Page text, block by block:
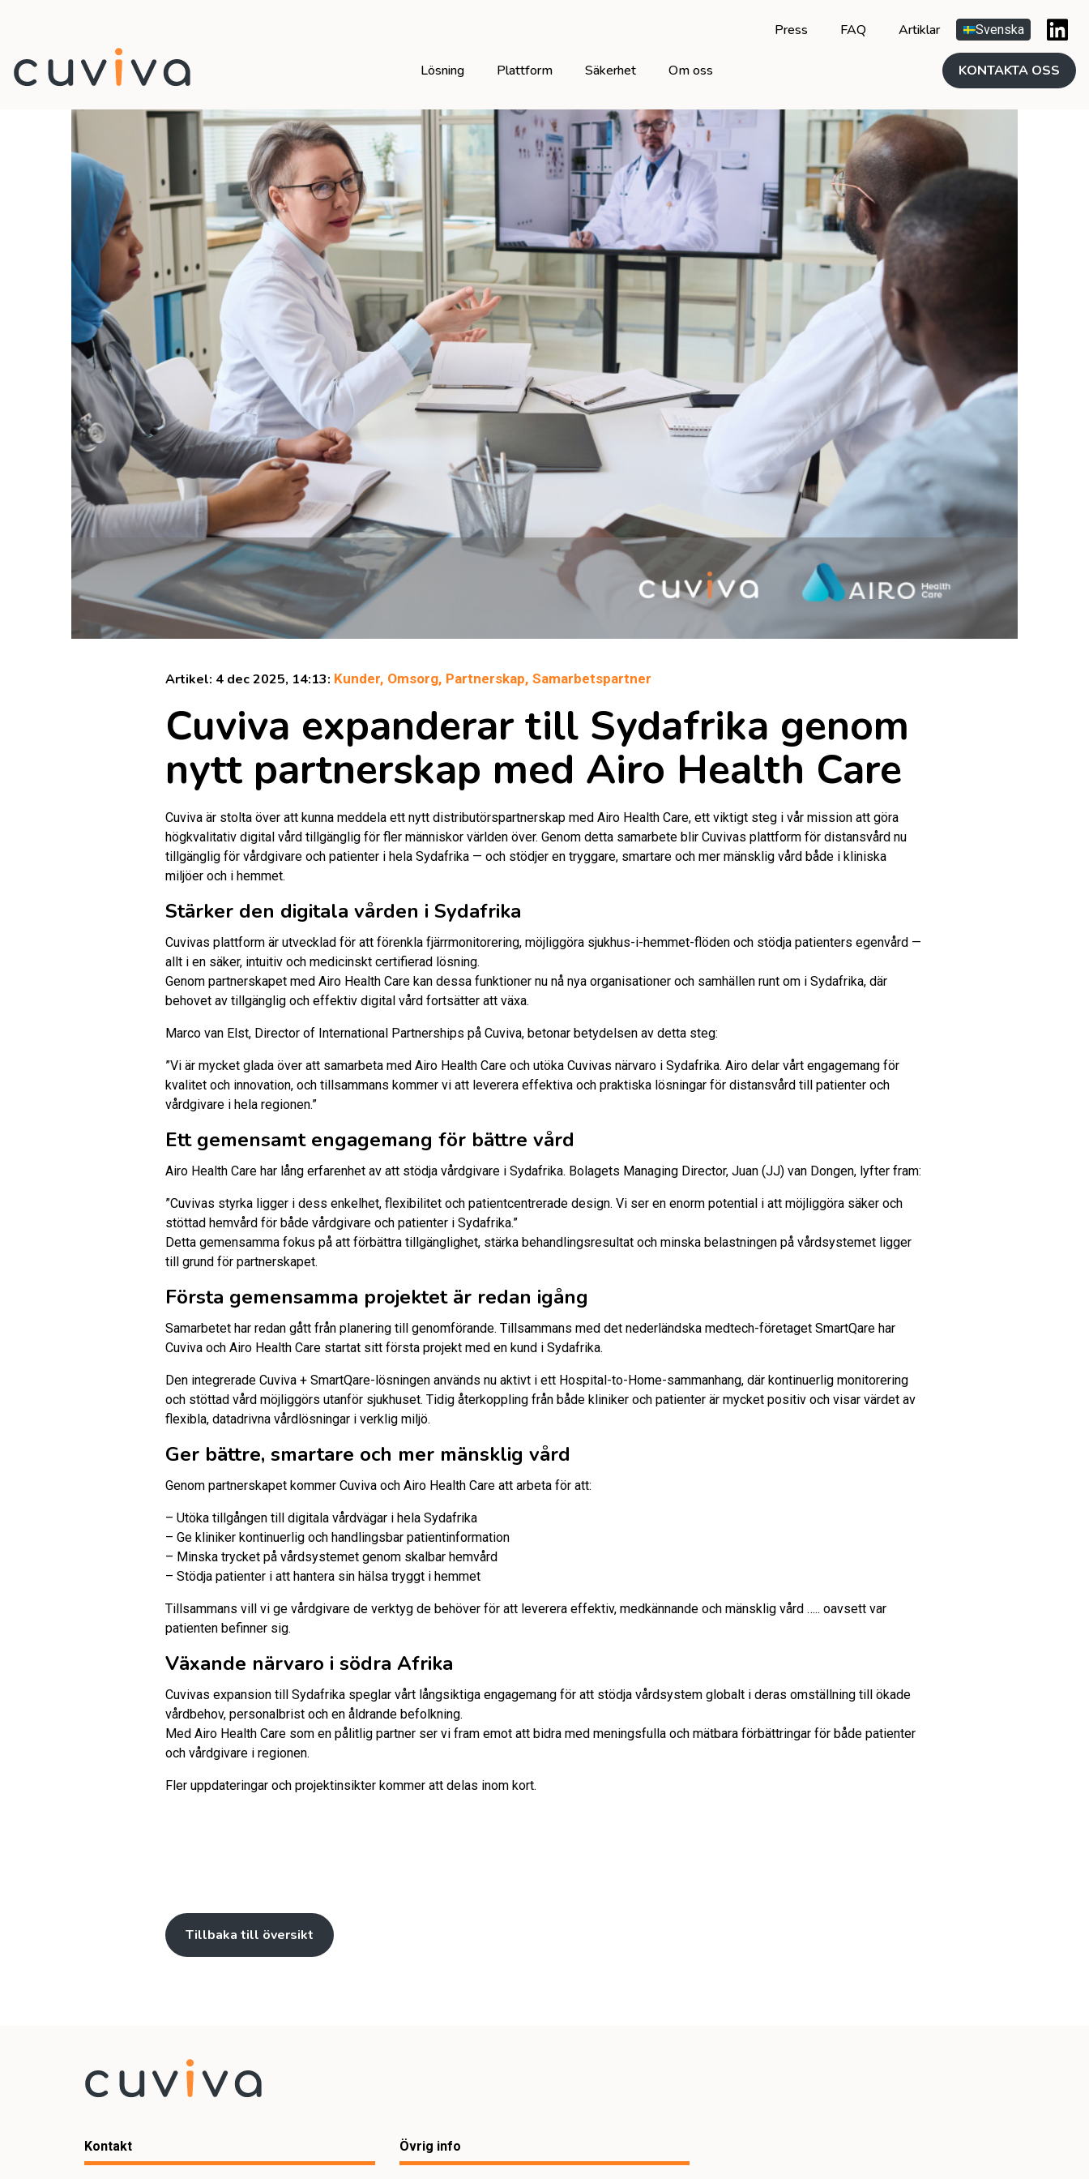
Press FAQ Artiklar Svenska
Lösning Plattform Säkerhet Om oss KONTAKTA OSS
Artikel: 4 dec 2025, 14:13: Kunder, Omsorg, Partnerskap, Samarbetspartner
Cuviva expanderar till Sydafrika genom
nytt partnerskap med Airo Health Care
Cuviva är stolta över att kunna meddela ett nytt distributörspartnerskap med Airo Health Care, ett viktigt steg i vår mission att göra
högkvalitativ digital vård tillgänglig för fler människor världen över. Genom detta samarbete blir Cuvivas plattform för distansvård nu
tillgänglig för vårdgivare och patienter i hela Sydafrika — och stödjer en tryggare, smartare och mer mänsklig vård både i kliniska
miljöer och i hemmet.
Stärker den digitala vården i Sydafrika
Cuvivas plattform är utvecklad för att förenkla fjärrmonitorering, möjliggöra sjukhus-i-hemmet-flöden och stödja patienters egenvård —
allt i en säker, intuitiv och medicinskt certifierad lösning.
Genom partnerskapet med Airo Health Care kan dessa funktioner nu nå nya organisationer och samhällen runt om i Sydafrika, där
behovet av tillgänglig och effektiv digital vård fortsätter att växa.
Marco van Elst, Director of International Partnerships på Cuviva, betonar betydelsen av detta steg:
”Vi är mycket glada över att samarbeta med Airo Health Care och utöka Cuvivas närvaro i Sydafrika. Airo delar vårt engagemang för
kvalitet och innovation, och tillsammans kommer vi att leverera effektiva och praktiska lösningar för distansvård till patienter och
vårdgivare i hela regionen.”
Ett gemensamt engagemang för bättre vård
Airo Health Care har lång erfarenhet av att stödja vårdgivare i Sydafrika. Bolagets Managing Director, Juan (JJ) van Dongen, lyfter fram:
”Cuvivas styrka ligger i dess enkelhet, flexibilitet och patientcentrerade design. Vi ser en enorm potential i att möjliggöra säker och
stöttad hemvård för både vårdgivare och patienter i Sydafrika.”
Detta gemensamma fokus på att förbättra tillgänglighet, stärka behandlingsresultat och minska belastningen på vårdsystemet ligger
till grund för partnerskapet.
Första gemensamma projektet är redan igång
Samarbetet har redan gått från planering till genomförande. Tillsammans med det nederländska medtech-företaget SmartQare har
Cuviva och Airo Health Care startat sitt första projekt med en kund i Sydafrika.
Den integrerade Cuviva + SmartQare-lösningen används nu aktivt i ett Hospital-to-Home-sammanhang, där kontinuerlig monitorering
och stöttad vård möjliggörs utanför sjukhuset. Tidig återkoppling från både kliniker och patienter är mycket positiv och visar värdet av
flexibla, datadrivna vårdlösningar i verklig miljö.
Ger bättre, smartare och mer mänsklig vård
Genom partnerskapet kommer Cuviva och Airo Health Care att arbeta för att:
– Utöka tillgången till digitala vårdvägar i hela Sydafrika
– Ge kliniker kontinuerlig och handlingsbar patientinformation
– Minska trycket på vårdsystemet genom skalbar hemvård
– Stödja patienter i att hantera sin hälsa tryggt i hemmet
Tillsammans vill vi ge vårdgivare de verktyg de behöver för att leverera effektiv, medkännande och mänsklig vård ….. oavsett var
patienten befinner sig.
Växande närvaro i södra Afrika
Cuvivas expansion till Sydafrika speglar vårt långsiktiga engagemang för att stödja vårdsystem globalt i deras omställning till ökade
vårdbehov, personalbrist och en åldrande befolkning.
Med Airo Health Care som en pålitlig partner ser vi fram emot att bidra med meningsfulla och mätbara förbättringar för både patienter
och vårdgivare i regionen.
Fler uppdateringar och projektinsikter kommer att delas inom kort.
Tillbaka till översikt
Kontakt Övrig info